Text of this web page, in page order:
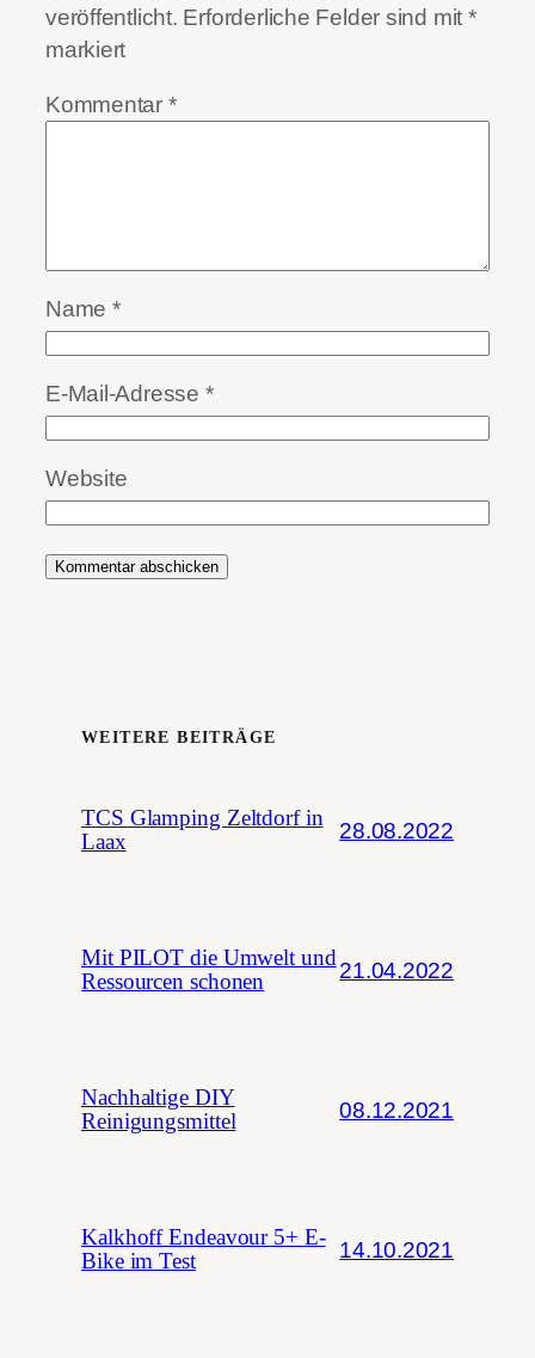
veröffentlicht. Erforderliche Felder sind mit *
markiert
Kommentar *
Name *
E-Mail-Adresse *
Website
WEITERE BEITRÄGE
TCS Glamping Zeltdorf in
Laax
28.08.2022
Mit PILOT die Umwelt und
Ressourcen schonen
21.04.2022
Nachhaltige DIY
Reinigungsmittel
08.12.2021
Kalkhoff Endeavour 5+ E-
Bike im Test
14.10.2021